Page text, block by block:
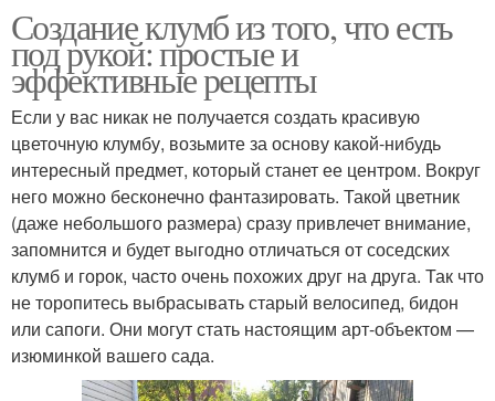
Создание клумб из того, что есть
под рукой: простые и
эффективные рецепты
Если у вас никак не получается создать красивую
цветочную клумбу, возьмите за основу какой-нибудь
интересный предмет, который станет ее центром. Вокруг
него можно бесконечно фантазировать. Такой цветник
(даже небольшого размера) сразу привлечет внимание,
запомнится и будет выгодно отличаться от соседских
клумб и горок, часто очень похожих друг на друга. Так что
не торопитесь выбрасывать старый велосипед, бидон
или сапоги. Они могут стать настоящим арт-объектом —
изюминкой вашего сада.